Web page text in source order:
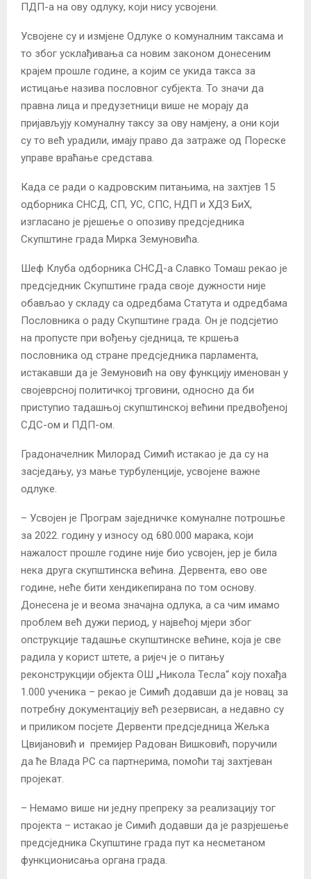
ПДП-а на ову одлуку, који нису усвојени.
Усвојене су и измјене Одлуке о комуналним таксама и
то због усклађивања са новим законом донесеним
крајем прошле године, а којим се укида такса за
истицање назива пословног субјекта. То значи да
правна лица и предузетници више не морају да
пријављују комуналну таксу за ову намјену, а они који
су то већ урадили, имају право да затраже од Пореске
управе враћање средстава.
Када се ради о кадровским питањима, на захтјев 15
одборника СНСД, СП, УС, СПС, НДП и ХДЗ БиХ,
изгласано је рјешење о опозиву предсједника
Скупштине града Мирка Земуновића.
Шеф Клуба одборника СНСД-а Славко Томаш рекао је
предсједник Скупштине града своје дужности није
обављао у складу са одредбама Статута и одредбама
Пословника о раду Скупштине града. Он је подсјетио
на пропусте при вођењу сједница, те кршења
пословника од стране предсједника парламента,
истакавши да је Земуновић на ову функцију именован у
својеврсној политичкој трговини, односно да би
приступио тадашњој скупштинској већини предвођеној
СДС-ом и ПДП-ом.
Градоначелник Милорад Симић истакао је да су на
засједању, уз мање турбуленције, усвојене важне
одлуке.
– Усвојен је Програм заједничке комуналне потрошње
за 2022. годину у износу од 680.000 марака, који
нажалост прошле године није био усвојен, јер је била
нека друга скупштинска већина. Дервента, ево ове
године, неће бити хендикепирана по том основу.
Донесена је и веома значајна одлука, а са чим имамо
проблем већ дужи период, у највећој мјери због
опструкције тадашње скупштинске већине, која је све
радила у корист штете, а ријеч је о питању
реконструкцији објекта ОШ „Никола Тесла“ коју похађа
1.000 ученика – рекао је Симић додавши да је новац за
потребну документацију већ резервисан, а недавно су
и приликом посјете Дервенти предсједница Жељка
Цвијановић и премијер Радован Вишковић, поручили
да ће Влада РС са партнерима, помоћи тај захтјеван
пројекат.
– Немамо више ни једну препреку за реализацију тог
пројекта – истакао је Симић додавши да је разрјешење
предсједника Скупштине града пут ка несметаном
функционисања органа града.